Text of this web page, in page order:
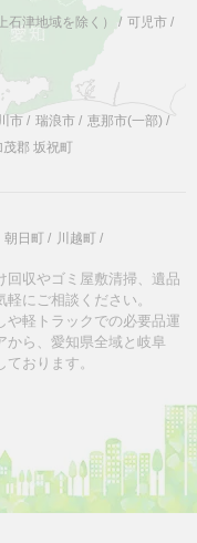
石津地域を除く） / 可児市 /
市 / 瑞浪市 / 恵那市(一部) /
茂郡 坂祝町
朝日町 / 川越町 /
収やゴミ屋敷清掃、遺品
にご相談ください。
軽トラックでの必要品運
から、愛知県全域と岐阜
おります。